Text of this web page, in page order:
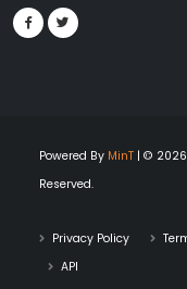
Powered By MinT | ©
Reserved.
Privacy Policy
API